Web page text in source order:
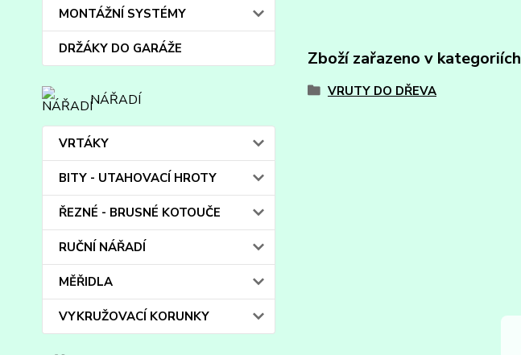
MONTÁŽNÍ SYSTÉMY
DRŽÁKY DO GARÁŽE
NÁŘADÍ
VRTÁKY
BITY - UTAHOVACÍ HROTY
ŘEZNÉ - BRUSNÉ KOTOUČE
RUČNÍ NÁŘADÍ
MĚŘIDLA
VYKRUŽOVACÍ KORUNKY
Zboží zařazeno v kategoriích
VRUTY DO DŘEVA